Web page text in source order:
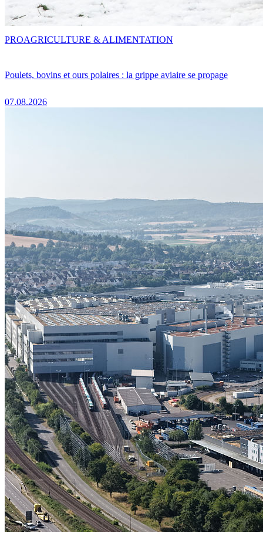
Poulets, bovins et ours polaires : la grippe aviaire se propage
07.08.2026
PROAGRICULTURE & ALIMENTATION